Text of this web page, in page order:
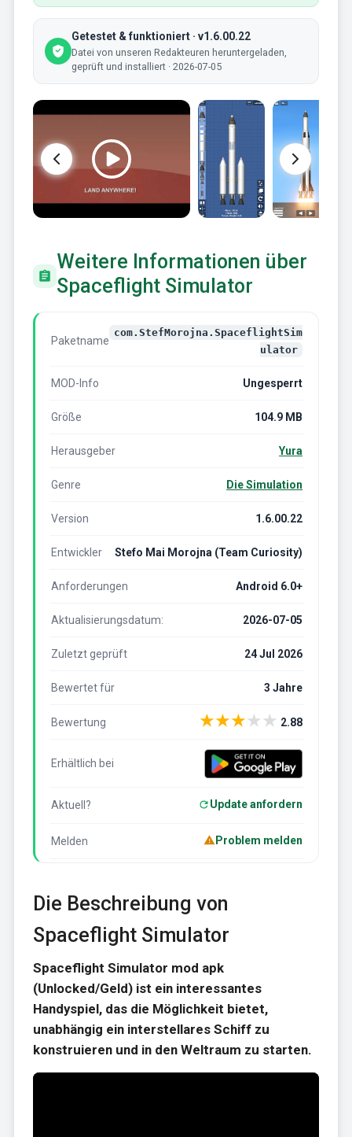
Getestet & funktioniert · v1.6.00.22
Datei von unseren Redakteuren heruntergeladen,
geprüft und installiert · 2026-07-05
Weitere Informationen über
Spaceflight Simulator
Paketname
com.StefMorojna.SpaceflightSim
ulator
MOD-Info Ungesperrt
Größe 104.9 MB
Herausgeber Yura
Genre Die Simulation
Version 1.6.00.22
Entwickler Stefo Mai Morojna (Team Curiosity)
Anforderungen Android 6.0+
Aktualisierungsdatum: 2026-07-05
Zuletzt geprüft 24 Jul 2026
Bewertet für 3 Jahre
Bewertung ★★★★★ 2.88
Erhältlich bei
Aktuell? Update anfordern
Melden Problem melden
Die Beschreibung von
Spaceflight Simulator
Spaceflight Simulator mod apk
(Unlocked/Geld) ist ein interessantes
Handyspiel, das die Möglichkeit bietet,
unabhängig ein interstellares Schiff zu
konstruieren und in den Weltraum zu starten.